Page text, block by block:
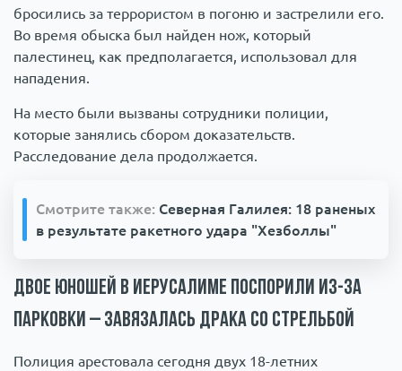
бросились за террористом в погоню и застрелили его.
Во время обыска был найден нож, который
палестинец, как предполагается, использовал для
нападения.
На место были вызваны сотрудники полиции,
которые занялись сбором доказательств.
Расследование дела продолжается.
Смотрите также: Северная Галилея: 18 раненых
в результате ракетного удара "Хезболлы"
Двое юношей в Иерусалиме поспорили из-за
парковки – завязалась драка со стрельбой
Полиция арестовала сегодня двух 18-летних